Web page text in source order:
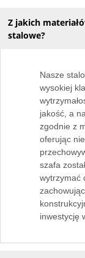
Z jakich
stalowe?
Nasze
wysokiej
jakość, a
zgodnie z
oferując
szafa
wytrzymać
inwestycję